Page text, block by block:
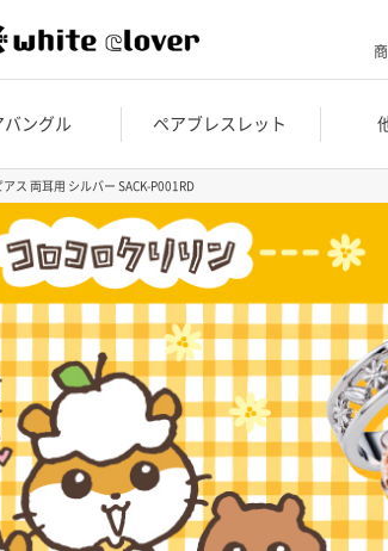
バングル ペアブレスレット
ス 両耳用 シルバー SACK-P001RD